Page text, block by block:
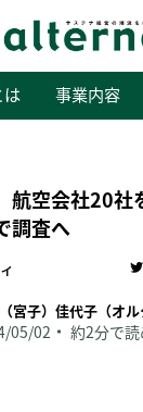
事業内容
航空会社20社
調査へ
宮子）佳代子（オル
05/02 約2分で読